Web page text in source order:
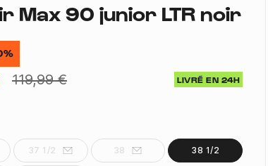
Max 90 junior LTR noir
119,99 € LIVRÉ EN 24H
37 1/2 38 38 1/2